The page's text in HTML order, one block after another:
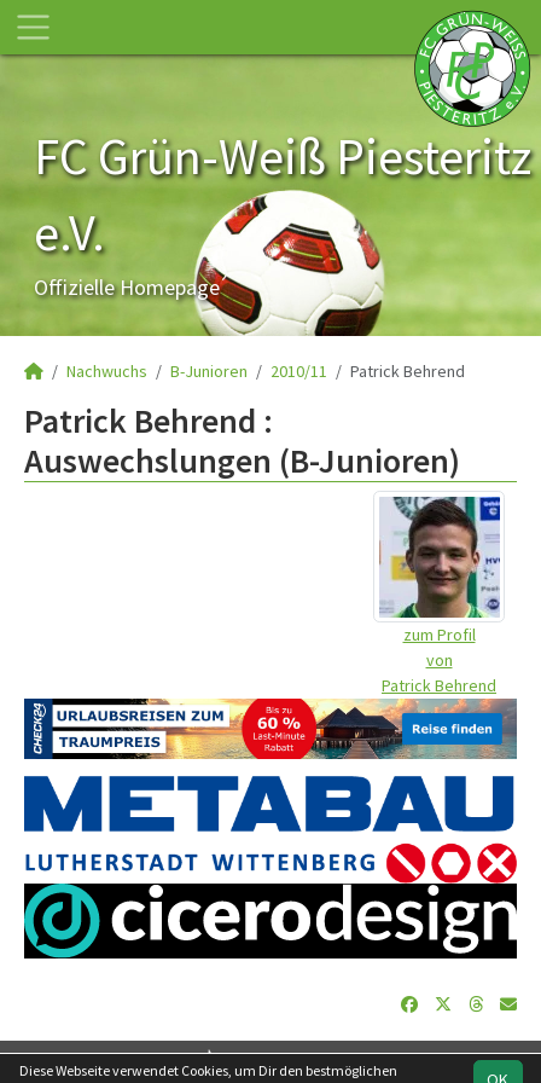
FC Grün-Weiß Piesteritz
e.V.
Offizielle Homepage
Nachwuchs B-Junioren 2010/11 Patrick Behrend
Patrick Behrend :
Auswechslungen (B-Junioren)
zum Profil
von
Patrick Behrend
soccero.de
Diese Webseite verwendet Cookies, um Dir den bestmöglichen